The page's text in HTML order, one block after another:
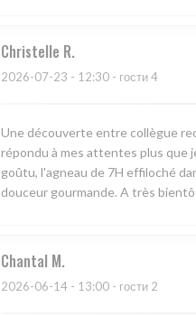
Christelle R
2026-07-23 - 12:30 - гости 4
Une découverte entre collègue
répondu à mes attentes plus que
goûtu, l'agneau de 7H effiloché
douceur gourmande. A très
Chantal M
2026-06-14 - 13:00 - гости 2